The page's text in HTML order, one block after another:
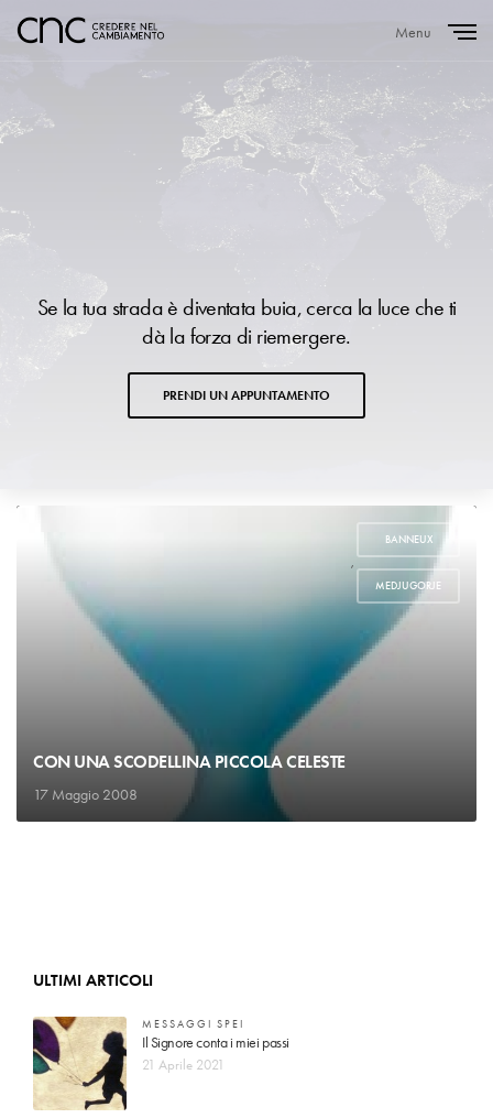
Menu
Se la tua strada è diventata buia, cerca la luce che ti
dà la forza di riemergere.
PRENDI UN APPUNTAMENTO
BANNEUX
,
MEDJUGORJE
CON UNA SCODELLINA PICCOLA CELESTE
17 Maggio 2008
ULTIMI ARTICOLI
MESSAGGI SPEI
Il Signore conta i miei passi
21 Aprile 2021